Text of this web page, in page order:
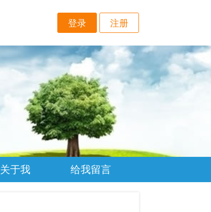
登录 注册
关于我 给我留言